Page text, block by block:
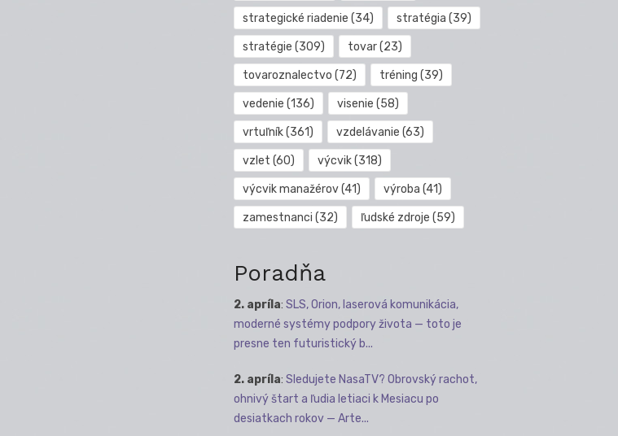
strategické riadenie (34) stratégia (39)
stratégie (309) tovar(23)
tovaroznalectvo (72) tréning (39)
vedenie (136) visenie (58)
vrtuľník(361) vzdelávanie (63)
vzlet (60) výcvik(318)
výcvik manažérov(41) výroba (41)
zamestnanci (32) ľudské zdroje (59)
Poradňa
2. apríla: SLS, Orion, laserová komunikácia,
moderné systémy podpory života — toto je
presne ten futuristický b...
2. apríla: Sledujete NasaTV? Obrovský rachot,
ohnivý štart a ľudia letiaci k Mesiacu po
desiatkach rokov — Arte...